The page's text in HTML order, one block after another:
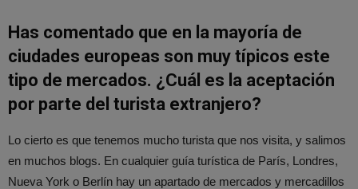
Has comentado que en la mayoría de
ciudades europeas son muy típicos este
tipo de mercados. ¿Cuál es la aceptación
por parte del turista extranjero?
Lo cierto es que tenemos mucho turista que nos visita, y salimos
en muchos blogs. En cualquier guía turística de París, Londres,
Nueva York o Berlín hay un apartado de mercados y mercadillos